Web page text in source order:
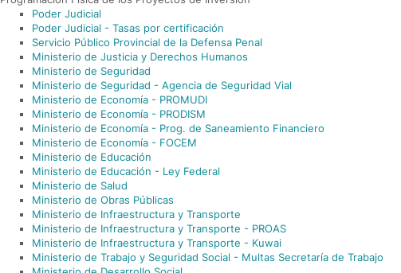
Poder Judicial
Poder Judicial - Tasas por certificación
Servicio Público Provincial de la Defensa Penal
Ministerio de Justicia y Derechos Humanos
Ministerio de Seguridad
Ministerio de Seguridad - Agencia de Seguridad Vial
Ministerio de Economía - PROMUDI
Ministerio de Economía - PRODISM
Ministerio de Economía - Prog. de Saneamiento Financiero
Ministerio de Economía - FOCEM
Ministerio de Educación
Ministerio de Educación - Ley Federal
Ministerio de Salud
Ministerio de Obras Públicas
Ministerio de Infraestructura y Transporte
Ministerio de Infraestructura y Transporte - PROAS
Ministerio de Infraestructura y Transporte - Kuwai
Ministerio de Trabajo y Seguridad Social - Multas Secretaría de Trabajo